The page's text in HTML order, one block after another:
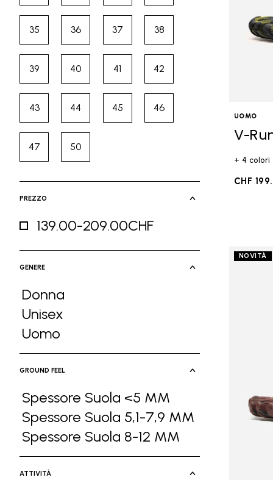
35Refine by Taglia: 35
36Refine by Taglia: 36
37Refine by Taglia: 37
38Refine by Taglia: 38
39Refine by Taglia: 39
40Refine by Taglia: 40
41Refine by Taglia: 41
42Refine by Taglia: 42
43Refine by Taglia: 43
44Refine by Taglia: 44
45Refine by Taglia: 45
46Refine by Taglia: 46
47Refine by Taglia: 47
50Refine by Taglia: 50
PREZZO
139.00-209.00CHF
GENERE
Donna
Refine by Genere: Donna
Unisex
Refine by Genere: Unisex
Uomo
Refine by Genere: Uomo
GROUND FEEL
Spessore Suola <5 MM
Refine by Ground Feel: Spessore
Spessore Suola 5,1-7,9 MM
Refine by Ground Feel: Spessore Suola
Spessore Suola 8-12 MM
Refine by Ground Feel: Spessore Suola
ATTIVITÀ
UOMO
V-
+ 4 colori
CHF
NOVITÀ